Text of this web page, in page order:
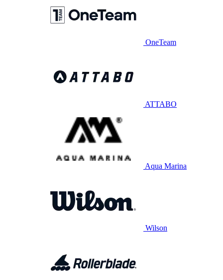
OneTeam
ATTABO
Aqua Marina
Wilson